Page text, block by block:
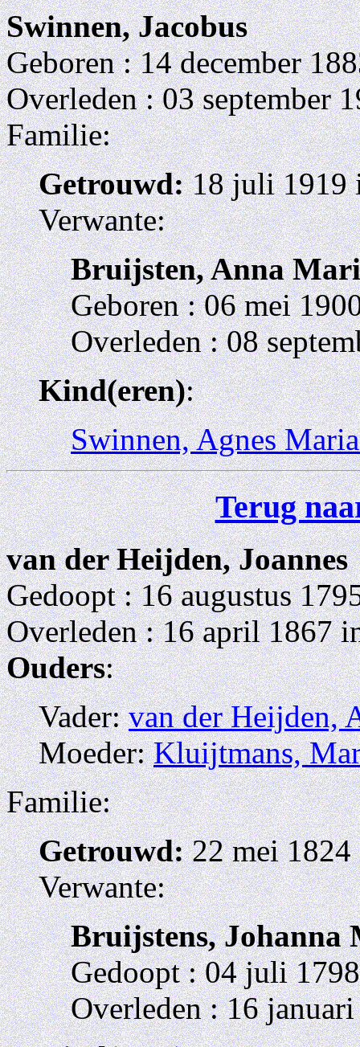
Swinnen, Jacobus
Geboren : 14 december
Overleden : 03 september
Familie:
Getrouwd:18 juli 1919
Verwante:
Bruijsten, Anna
Geboren : 06 mei
Overleden : 08
Kind(eren):
Swinnen, Agnes
Terug
van der Heijden, Joannes
Gedoopt : 16 augustus
Overleden : 16 april 1867
Ouders:
Vader:van der Heijden,
Moeder:Kluijtmans,
Familie:
Getrouwd:22 mei 1824
Verwante:
Bruijstens, Johanna
Gedoopt : 04 juli
Overleden : 16